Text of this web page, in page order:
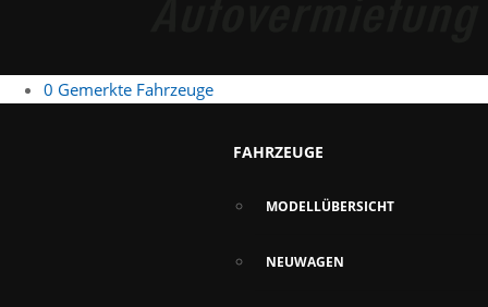
FAHRZEUGE
MODELLÜBERSICHT
NEUWAGEN
0 Gemerkte Fahrzeuge